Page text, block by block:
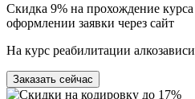
Скидка 9% на прохождение
оформлении заявки через сайт
На курс реабилитации
Заказать сейчас